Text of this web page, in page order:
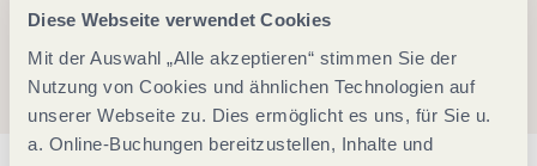
Diese Webseite verwendet Cookies
Mit der Auswahl „Alle akzeptieren“ stimmen Sie der
Nutzung von Cookies und ähnlichen Technologien auf
unserer Webseite zu. Dies ermöglicht es uns, für Sie u.
a. Online-Buchungen bereitzustellen, Inhalte und